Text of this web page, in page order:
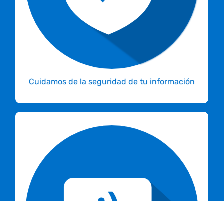
Cuidamos de la seguridad de tu información
garantizan la tranquilidad del manejo de la
información de nuestros clientes.
Contamos con un equipo de especialistas en